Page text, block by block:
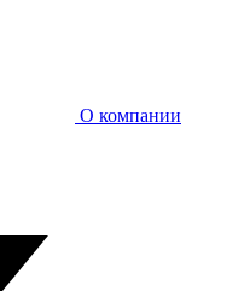
О компании